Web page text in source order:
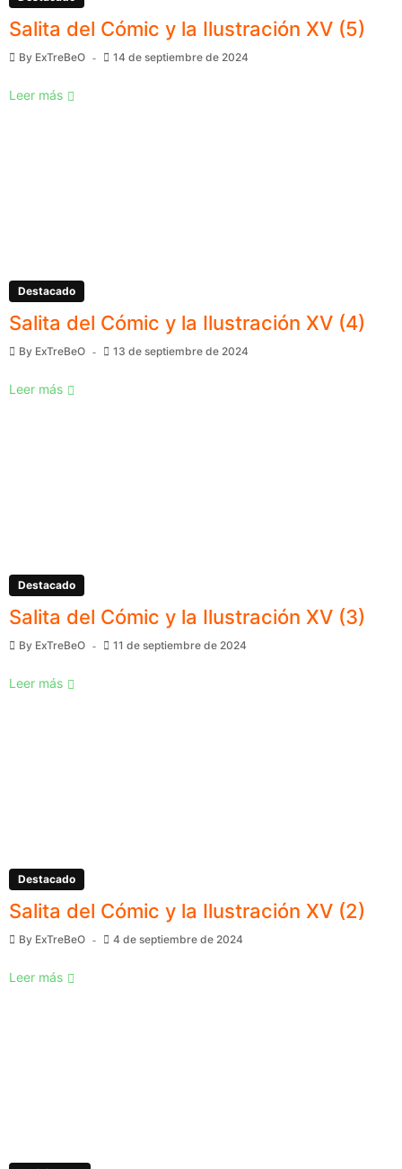
Salita del Cómic y la Ilustración XV (5)
By ExTreBeO 14 de septiembre de 2024
Leer más
Destacado
Salita del Cómic y la Ilustración XV (4)
By ExTreBeO 13 de septiembre de 2024
Leer más
Destacado
Salita del Cómic y la Ilustración XV (3)
By ExTreBeO 11 de septiembre de 2024
Leer más
Destacado
Salita del Cómic y la Ilustración XV (2)
By ExTreBeO 4 de septiembre de 2024
Leer más